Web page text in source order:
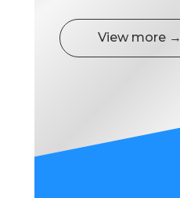
View more →